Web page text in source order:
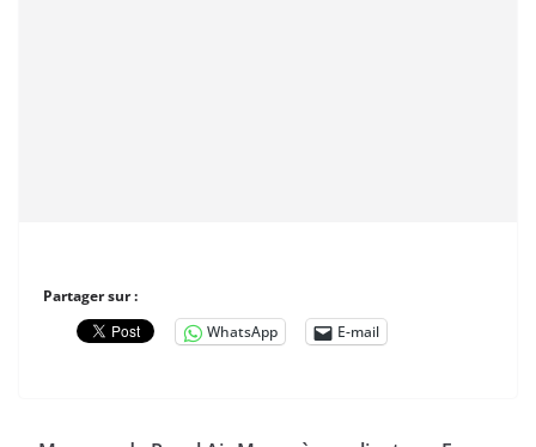
Partager sur :
WhatsApp
E-mail